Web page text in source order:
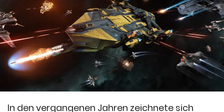
In den vergangenen Jahren zeichnete sich